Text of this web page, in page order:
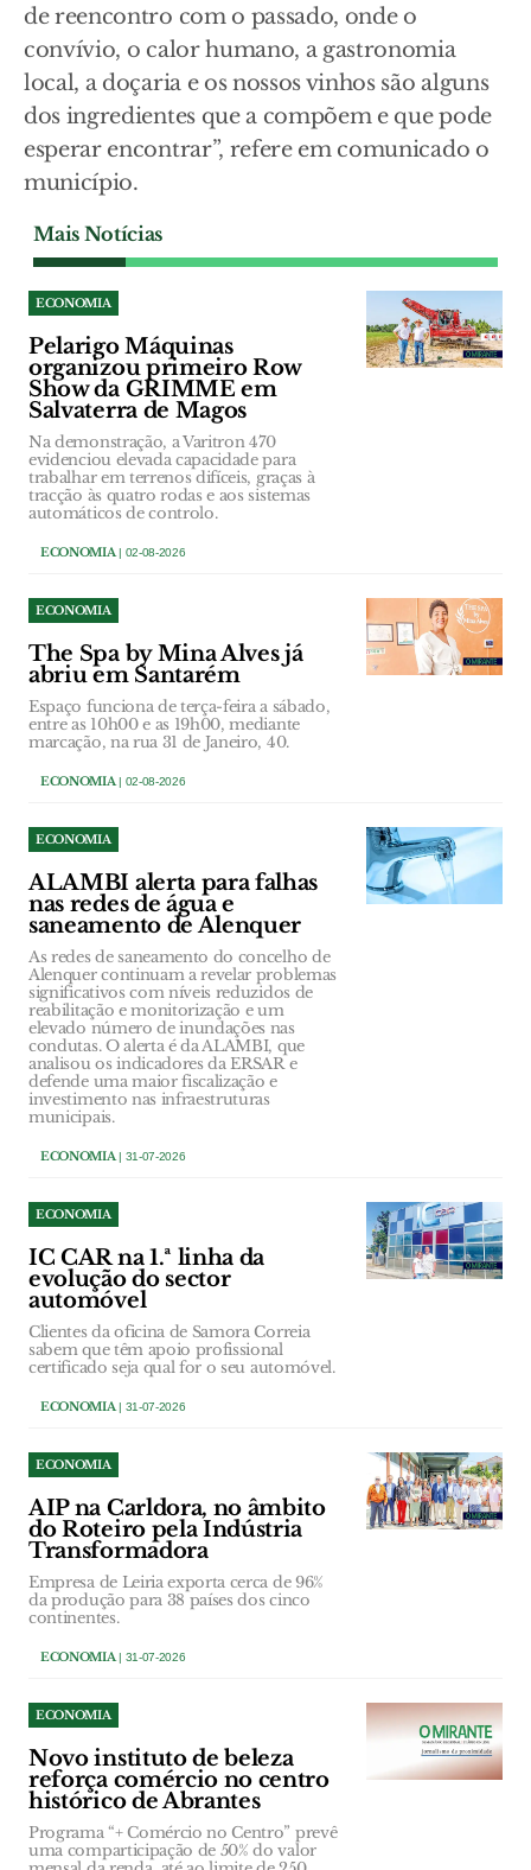
de reencontro com o passado, onde o
convívio, o calor humano, a gastronomia
local, a doçaria e os nossos vinhos são alguns
dos ingredientes que a compõem e que pode
esperar encontrar”, refere em comunicado o
município.
Mais Notícias
ECONOMIA
Pelarigo Máquinas
organizou primeiro Row
Show da GRIMME em
Salvaterra de Magos
Na demonstração, a Varitron 470
evidenciou elevada capacidade para
trabalhar em terrenos difíceis, graças à
tracção às quatro rodas e aos sistemas
automáticos de controlo.
ECONOMIA| 02-08-2026
ECONOMIA
The Spa by Mina Alves já
abriu em Santarém
Espaço funciona de terça-feira a sábado,
entre as 10h00 e as 19h00, mediante
marcação, na rua 31 de Janeiro, 40.
ECONOMIA| 02-08-2026
ECONOMIA
ALAMBI alerta para falhas
nas redes de água e
saneamento de Alenquer
As redes de saneamento do concelho de
Alenquer continuam a revelar problemas
significativos com níveis reduzidos de
reabilitação e monitorização e um
elevado número de inundações nas
condutas. O alerta é da ALAMBI, que
analisou os indicadores da ERSAR e
defende uma maior fiscalização e
investimento nas infraestruturas
municipais.
ECONOMIA| 31-07-2026
ECONOMIA
IC CAR na 1.ª linha da
evolução do sector
automóvel
Clientes da oficina de Samora Correia
sabem que têm apoio profissional
certificado seja qual for o seu automóvel.
ECONOMIA| 31-07-2026
ECONOMIA
AIP na Carldora, no âmbito
do Roteiro pela Indústria
Transformadora
Empresa de Leiria exporta cerca de 96%
da produção para 38 países dos cinco
continentes.
ECONOMIA| 31-07-2026
ECONOMIA
Novo instituto de beleza
reforça comércio no centro
histórico de Abrantes
Programa “+ Comércio no Centro” prevê
uma comparticipação de 50% do valor